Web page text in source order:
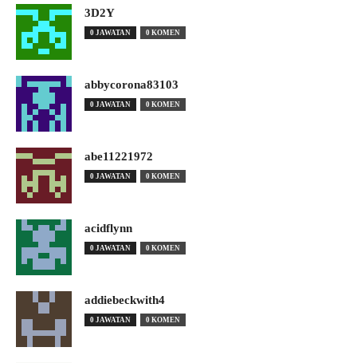
3D2Y
0 JAWATAN 0 KOMEN
abbycorona83103
0 JAWATAN 0 KOMEN
abe11221972
0 JAWATAN 0 KOMEN
acidflynn
0 JAWATAN 0 KOMEN
addiebeckwith4
0 JAWATAN 0 KOMEN